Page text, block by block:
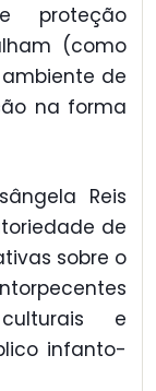
proteção
(como
de
na forma
Reis
de
sobre o
e
infanto-